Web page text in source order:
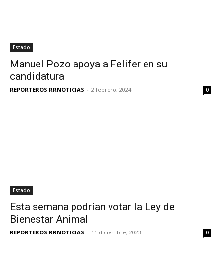
Estado
Manuel Pozo apoya a Felifer en su
candidatura
REPORTEROS RRNOTICIAS - 2 febrero, 2024 0
Estado
Esta semana podrían votar la Ley de
Bienestar Animal
REPORTEROS RRNOTICIAS - 11 diciembre, 2023 0